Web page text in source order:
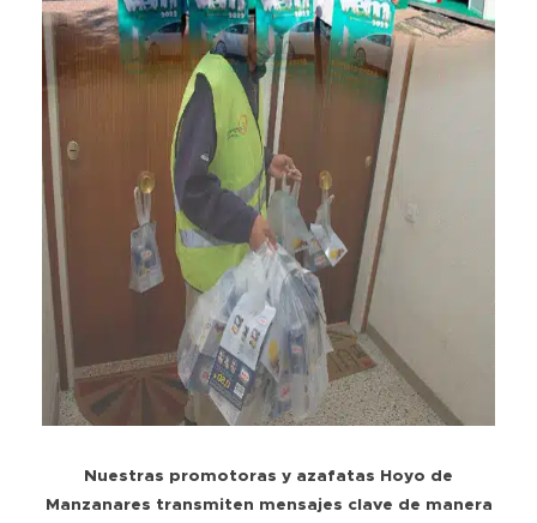
Nuestras promotoras y azafatas Hoyo de
Manzanares transmiten mensajes clave de manera